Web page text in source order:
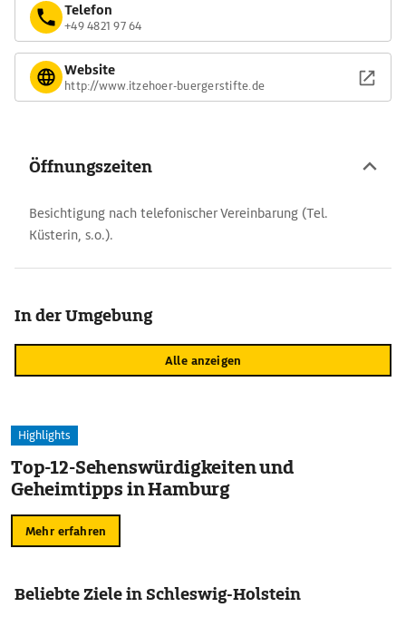
Telefon
+49 4821 97 64
Website
http://www.itzehoer-buergerstifte.de
Öffnungszeiten
Besichtigung nach telefonischer Vereinbarung (Tel.
Küsterin, s.o.).
In der Umgebung
Alle anzeigen
Highlights
Top-12-Sehenswürdigkeiten und
Geheimtipps in Hamburg
Mehr erfahren
Beliebte Ziele in Schleswig-Holstein